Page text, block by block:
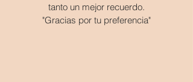
tanto un mejor recuerdo.
"Gracias por tu preferencia"